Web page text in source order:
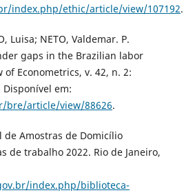
index.php/ethic/article/view/107192.
Luisa; NETO, Valdemar. P.
gaps in the Brazilian labor
Econometrics, v. 42, n. 2:
Disponível em:
bre/article/view/88626.
de Amostras de Domicílio
de trabalho 2022. Rio de Janeiro,
index.php/biblioteca-